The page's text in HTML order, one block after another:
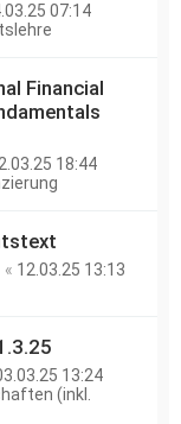
07:14
Financial
18:44
« 12.03.25 13:13
13:24
(inkl.